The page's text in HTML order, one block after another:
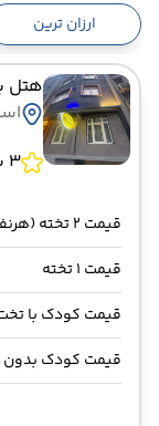
ارزان ترین
هتل
3 ستاره
قیمت 2 تخته (هرنفر)
قیمت 1 تخته
قیمت کودک با
قیمت کودک